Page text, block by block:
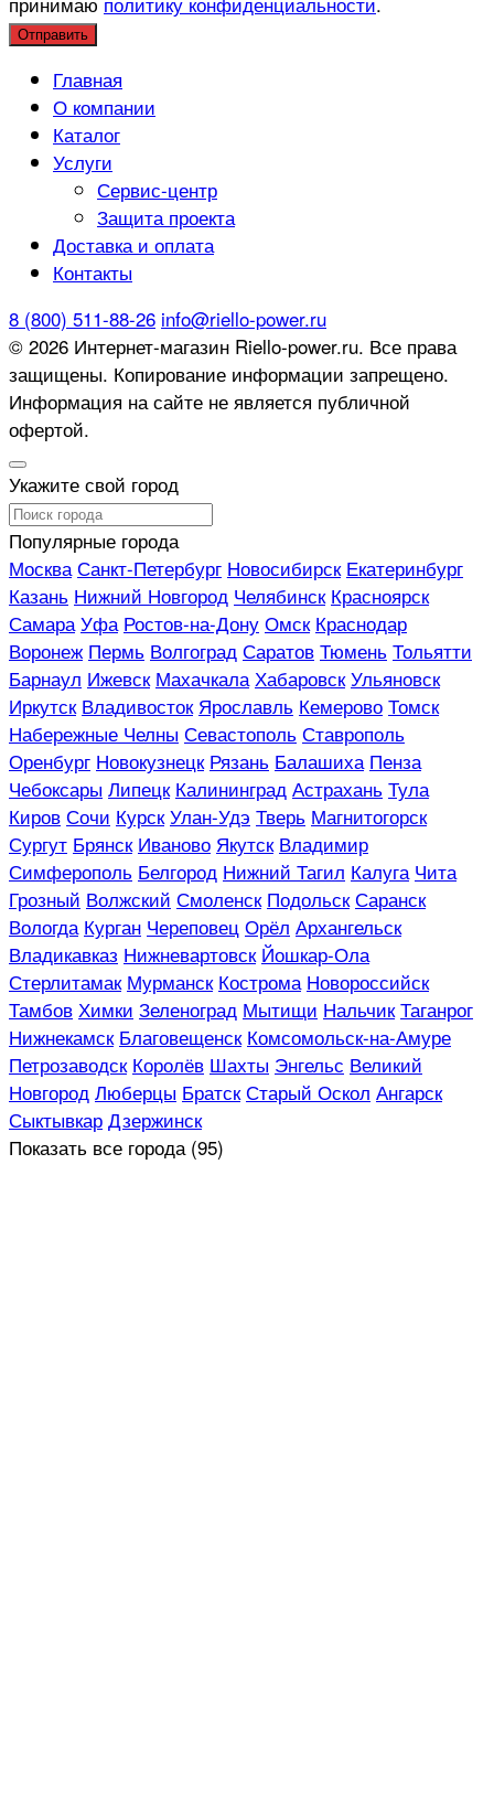
Главная
О компании
Каталог
Услуги
Сервис-центр
Защита проекта
Доставка и оплата
Контакты
8 (800) 511-88-26 info@riello-power.ru
© 2026 Интернет-магазин Riello-power.ru. Все права
защищены. Копирование информации запрещено.
Информация на сайте не является публичной
офертой.
Укажите свой город
Популярные города
Москва Санкт-Петербург Новосибирск Екатеринбург
Казань Нижний Новгород Челябинск Красноярск
Самара Уфа Ростов-на-Дону Омск Краснодар
Воронеж Пермь Волгоград Саратов Тюмень Тольятти
Барнаул Ижевск Махачкала Хабаровск Ульяновск
Иркутск Владивосток Ярославль Кемерово Томск
Набережные Челны Севастополь Ставрополь
Оренбург Новокузнецк Рязань Балашиха Пенза
Чебоксары Липецк Калининград Астрахань Тула
Киров Сочи Курск Улан-Удэ Тверь Магнитогорск
Сургут Брянск Иваново Якутск Владимир
Симферополь Белгород Нижний Тагил Калуга Чита
Грозный Волжский Смоленск Подольск Саранск
Вологда Курган Череповец Орёл Архангельск
Владикавказ Нижневартовск Йошкар-Ола
Стерлитамак Мурманск Кострома Новороссийск
Тамбов Химки Зеленоград Мытищи Нальчик Таганрог
Нижнекамск Благовещенск Комсомольск-на-Амуре
Петрозаводск Королёв Шахты Энгельс Великий
Новгород Люберцы Братск Старый Оскол Ангарск
Сыктывкар Дзержинск
Показать все города (95)